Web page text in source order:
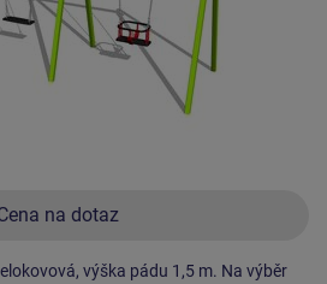
na dotaz
výška pádu 1,5 m. Na výběr